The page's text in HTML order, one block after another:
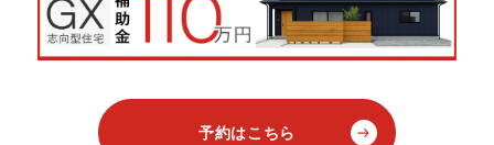
予約はこちら